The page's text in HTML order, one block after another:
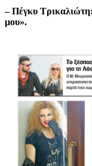
– Πέγκυ
μου».